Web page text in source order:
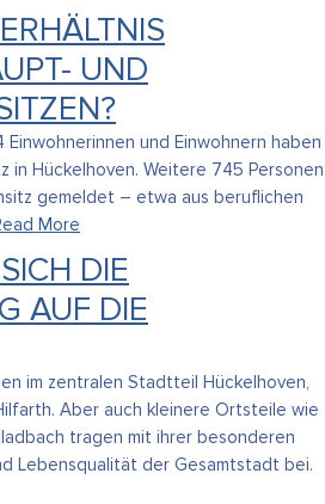
UND
und Einwohnern haben
in Hückelhoven. Weitere 745 Personen
gemeldet – etwa aus beruflichen
More
DIE
AUF DIE
im zentralen Stadtteil Hückelhoven,
Aber auch kleinere Ortsteile wie
tragen mit ihrer besonderen
Lebensqualität der Gesamtstadt bei.